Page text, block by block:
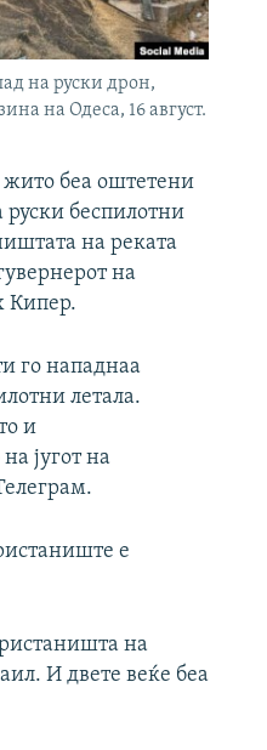
на руски дрон,
на Одеса, 16 август.
беа оштетени
беспилотни
на реката
на
Кипер.
го нападнаа
летала.
и
југот на
е
на
И двете веќе беа